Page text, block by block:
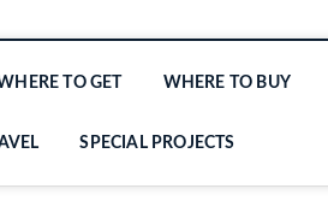
TO GET WHERE TO BUY
SPECIAL PROJECTS